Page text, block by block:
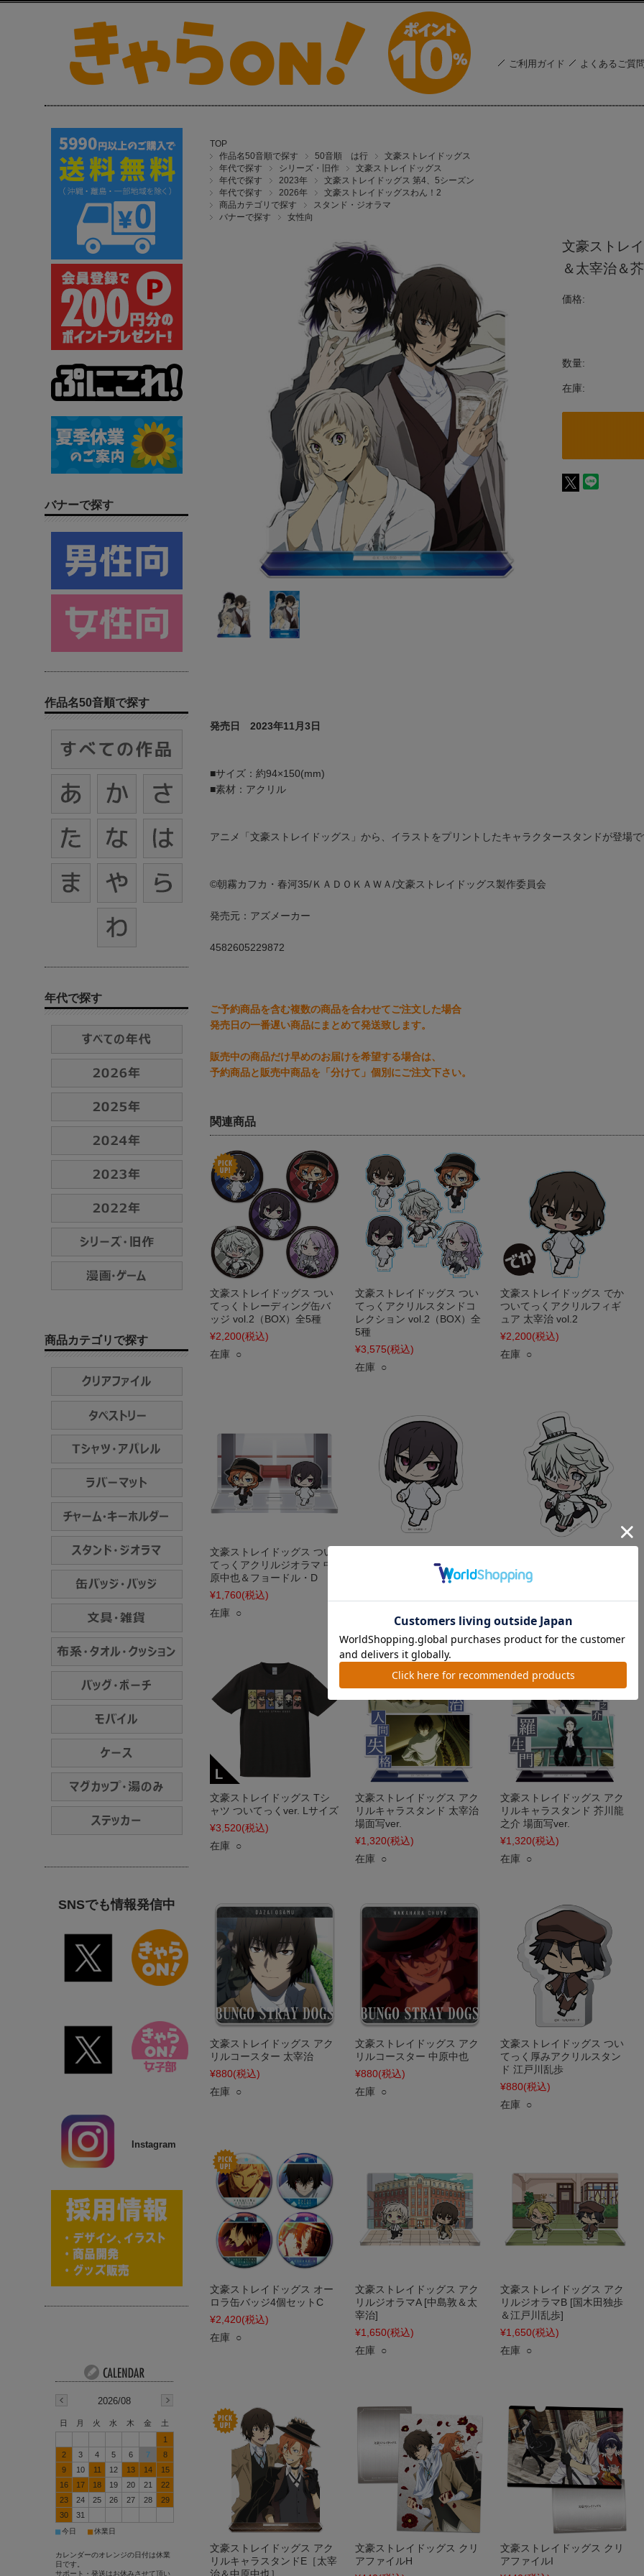
ご利用ガイド よくあるご質
TOP
作品名50音順で探す
50音順 は行
文豪ストレイドッグス
年代で探す
シリーズ・旧作
文豪ストレイドッグス
年代で探す
2023年
文豪ストレイドッグス 第4、5シーズン
年代で探す
2026年
文豪ストレイドッグスわん！2
商品カテゴリで探す
スタンド・ジオラマ
バナーで探す
女性向
文豪ストレ
＆太宰治＆
価格:
数量:
在庫:
発売日 2023年11月3日
■サイズ：約94×150(mm)
■素材：アクリル
アニメ「文豪ストレイドッグス」から、イラストをプリントしたキャラクタースタンドが登場
©朝霧カフカ・春河35/ＫＡＤＯＫＡＷＡ/文豪ストレイドッグス製作委員会
発売元：アズメーカー
4582605229872
ご予約商品を含む複数の商品を合わせてご注文した場合
発売日の一番遅い商品にまとめて発送致します。
販売中の商品だけ早めのお届けを希望する場合は、
予約商品と販売中商品を「分けて」個別にご注文下さい。
関連商品
文豪ストレイドッグス つい
てっくトレーディング缶バ
ッジ vol.2（BOX）全5種
¥2,200(税込)
在庫 ○
文豪ストレイドッグス つい
てっくアクリルスタンドコ
レクション vol.2（BOX）全
5種
¥3,575(税込)
在庫 ○
文豪ストレイドッグス でか
ついてっくアクリルフィギ
ュア 太宰治 vol.2
¥2,200(税込)
在庫 ○
文豪ストレイドッグス つい
てっくアクリルジオラマ 中
原中也＆フョードル・D
¥1,760(税込)
在庫 ○
てっくダイカットステッカ
ー ニコライ・G
文豪ストレイドッグス Tシ
ャツ ついてっくver. Lサイズ
¥3,520(税込)
在庫 ○
文豪ストレイドッグス アク
リルキャラスタンド 太宰治
場面写ver.
¥1,320(税込)
在庫 ○
文豪ストレイドッグス アク
リルキャラスタンド 芥川龍
之介 場面写ver.
¥1,320(税込)
在庫 ○
文豪ストレイドッグス アク
リルコースター 太宰治
¥880(税込)
在庫 ○
文豪ストレイドッグス アク
リルコースター 中原中也
¥880(税込)
在庫 ○
文豪ストレイドッグス つい
てっく厚みアクリルスタン
ド 江戸川乱歩
¥880(税込)
在庫 ○
文豪ストレイドッグス オー
ロラ缶バッジ4個セットC
¥2,420(税込)
在庫 ○
文豪ストレイドッグス アク
リルジオラマA [中島敦＆太
宰治]
¥1,650(税込)
在庫 ○
文豪ストレイドッグス アク
リルジオラマB [国木田独歩
＆江戸川乱歩]
¥1,650(税込)
在庫 ○
文豪ストレイドッグス アク
リルキャラスタンドE［太宰
文豪ストレイドッグス クリ
アファイルH
文豪ストレイドッグス クリ
アファイルI
バナーで探す
作品名50音順で探す
年代で探す
商品カテゴリで探す
SNSでも情報発信中
Instagram
2026/08
日 月 火 水 木 金
土
1
2
3 4 5 6 7
8
9
10 11 12 13 14
15
16
17 18 19 20 21
22
23
24 25 26 27 28
29
30
31
■今日 ■休業日
カレンダーのオレンジの日付は休業
日です。
サポート・発送はお休みさせて頂い